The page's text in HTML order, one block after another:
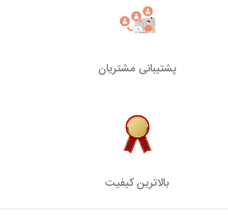
پشتیبانی مشتریان
بالاترین کیفیت